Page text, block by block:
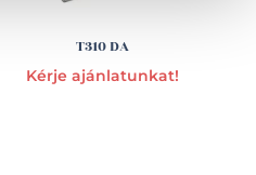
T310 DA
Kérje ajánlatunkat!